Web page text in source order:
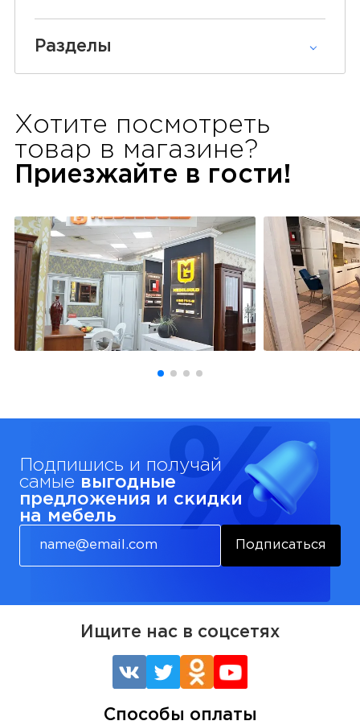
Разделы
Хотите посмотреть
товар в магазине?
Приезжайте в гости!
Подпишись и получай
самые выгодные
предложения и скидки
на мебель
Подписаться
Ищите нас в соцсетях
Способы оплаты